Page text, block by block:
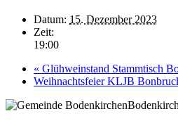
Datum: 15. Dezember 2023
Zeit:
19:00
« Glühweinstand Stammtisch
Weihnachtsfeier KLJB